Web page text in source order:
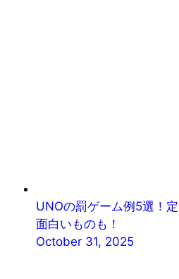
UNOの罰ゲーム例5選！
面白いものも！
October 31, 2025